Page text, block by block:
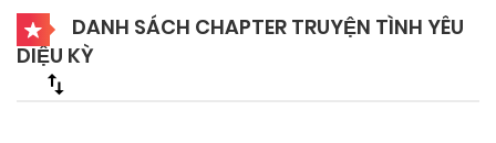
DANH SÁCH CHAPTER TRUYỆN TÌNH YÊU
DIỆU KỲ